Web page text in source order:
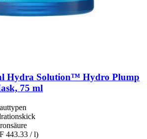
Hydra Solution™ Hydro Plump
75 ml
443.33 / l)